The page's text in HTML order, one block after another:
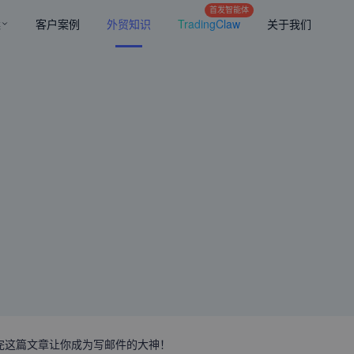
客户案例 外贸知识 TradingClaw
首发智能体
关于我们
篇文章让你成为写邮件的大神！